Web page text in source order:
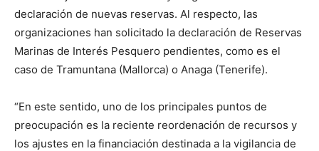
declaración de nuevas reservas. Al respecto, las
organizaciones han solicitado la declaración de Reservas
Marinas de Interés Pesquero pendientes, como es el
caso de Tramuntana (Mallorca) o Anaga (Tenerife).
“En este sentido, uno de los principales puntos de
preocupación es la reciente reordenación de recursos y
los ajustes en la financiación destinada a la vigilancia de